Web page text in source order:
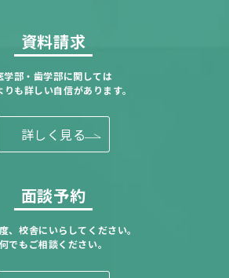
資料請求
学部・歯学部に関しては
りも詳しい自信があります。
詳しく見る
面談予約
、校舎にいらしてください。
何でもご相談ください。